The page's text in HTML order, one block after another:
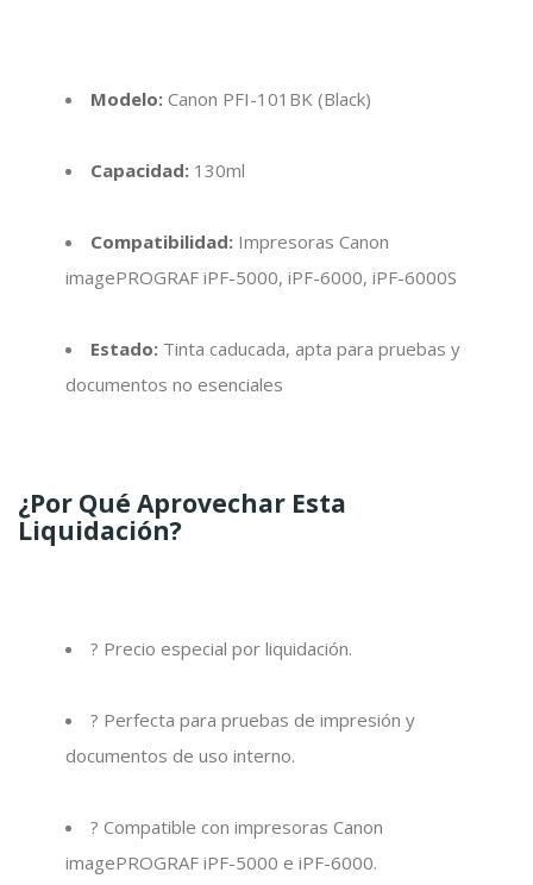
Modelo: Canon PFI-101BK (Black)
Capacidad: 130ml
Compatibilidad: Impresoras Canon
imagePROGRAF iPF-5000, iPF-6000, iPF-6000S
Estado: Tinta caducada, apta para pruebas y
documentos no esenciales
¿Por Qué Aprovechar Esta
Liquidación?
? Precio especial por liquidación.
? Perfecta para pruebas de impresión y
documentos de uso interno.
? Compatible con impresoras Canon
imagePROGRAF iPF-5000 e iPF-6000.